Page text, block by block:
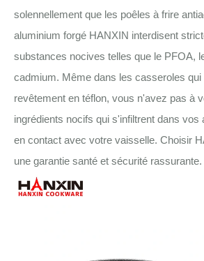
solennellement que les poêles à frire
aluminium forgé HANXIN interdisent
substances nocives telles que le PFOA,
cadmium. Même dans les casseroles qui
revêtement en téflon, vous n'avez pas à
ingrédients nocifs qui s'infiltrent dans vos
en contact avec votre vaisselle. Choisir
une garantie santé et sécurité rassurante.